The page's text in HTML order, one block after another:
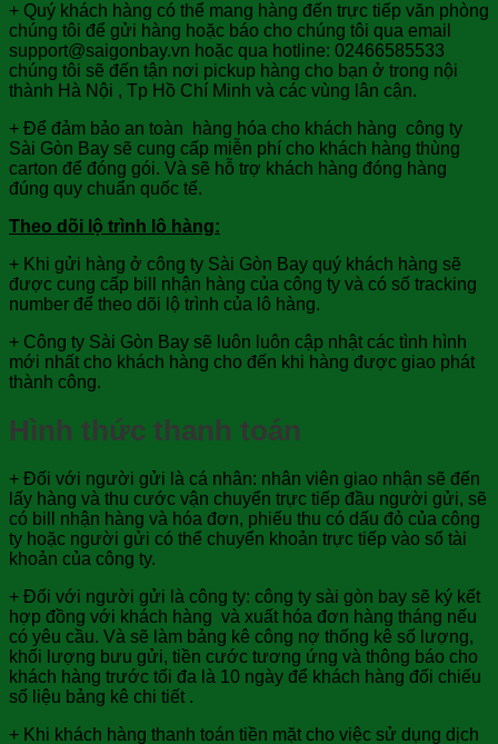
+ Quý khách hàng có thể mang hàng đến trực tiếp văn phòng
chúng tôi để gửi hàng hoặc báo cho chúng tôi qua email
support@saigonbay.vn hoặc qua hotline: 02466585533
chúng tôi sẽ đến tận nơi pickup hàng cho bạn ở trong nội
thành Hà Nội , Tp Hồ Chí Minh và các vùng lân cận.
+ Để đảm bảo an toàn hàng hóa cho khách hàng công ty
Sài Gòn Bay sẽ cung cấp miễn phí cho khách hàng thùng
carton để đóng gói. Và sẽ hỗ trợ khách hàng đóng hàng
đúng quy chuẩn quốc tế.
Theo dõi lộ trình lô hàng:
+ Khi gửi hàng ở công ty Sài Gòn Bay quý khách hàng sẽ
được cung cấp bill nhận hàng của công ty và có số tracking
number để theo dõi lộ trình của lô hàng.
+ Công ty Sài Gòn Bay sẽ luôn luôn cập nhật các tình hình
mới nhất cho khách hàng cho đến khi hàng được giao phát
thành công.
Hình thức thanh toán
+ Đối với người gửi là cá nhân: nhân viên giao nhận sẽ đến
lấy hàng và thu cước vận chuyển trực tiếp đầu người gửi, sẽ
có bill nhận hàng và hóa đơn, phiếu thu có dấu đỏ của công
ty hoặc người gửi có thể chuyển khoản trực tiếp vào số tài
khoản của công ty.
+ Đối với người gửi là công ty: công ty sài gòn bay sẽ ký kết
hợp đồng với khách hàng và xuất hóa đơn hàng tháng nếu
có yêu cầu. Và sẽ làm bảng kê công nợ thống kê số lượng,
khối lượng bưu gửi, tiền cước tương ứng và thông báo cho
khách hàng trước tối đa là 10 ngày để khách hàng đối chiếu
số liệu bảng kê chi tiết .
+ Khi khách hàng thanh toán tiền mặt cho việc sử dụng dịch